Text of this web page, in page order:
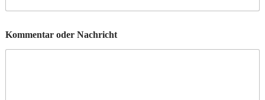
Kommentar oder Nachricht